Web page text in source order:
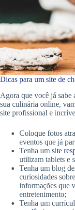
Dicas para um site de
Agora que você já sabe
sua culinária online,
site profissional e
Coloque fotos
eventos que já
Tenha um site
utilizam tablets e
Tenha um blog
curiosidades
informações que
entretenimento;
Tenha um